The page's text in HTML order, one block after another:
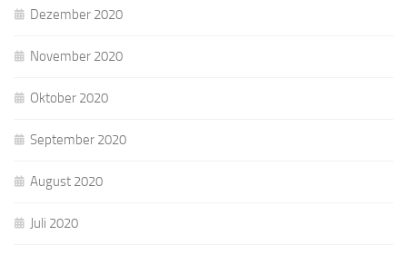
Dezember 2020
November 2020
Oktober 2020
September 2020
August 2020
Juli 2020